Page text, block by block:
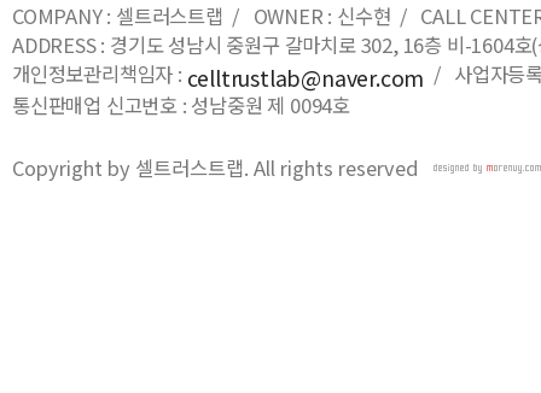
COMPANY : 셀트러스트랩 / OWNER : 신수현 / CALL
ADDRESS : 경기도 성남시 중원구 갈마치로 302, 16층 비-1604
개인정보관리책임자 : celltrustlab@naver.com / 사업자등
통신판매업 신고번호 : 성남중원 제 0094호
Copyright by 셀트러스트랩. All rights reserved